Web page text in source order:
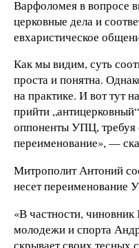
Варфоломея в вопросе
церковные дела и
евхаристическое
Как мы видим, суть
проста и понятна.
на практике. И вот тут
прийти
оппоненты УПЦ, требуя
переименование», —
Митрополит Антоний
несет переименование
«В частности,
молодежи и спорта